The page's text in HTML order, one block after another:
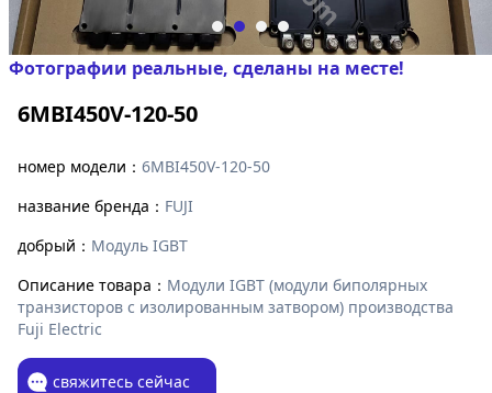
Фотографии реальные, сделаны на месте!
6MBI450V-120-50
номер модели： 6MBI450V-120-50
название бренда： FUJI
добрый： Модуль IGBT
Описание товара： Модули IGBT (модули биполярных
транзисторов с изолированным затвором) производства
Fuji Electric
свяжитесь сейчас